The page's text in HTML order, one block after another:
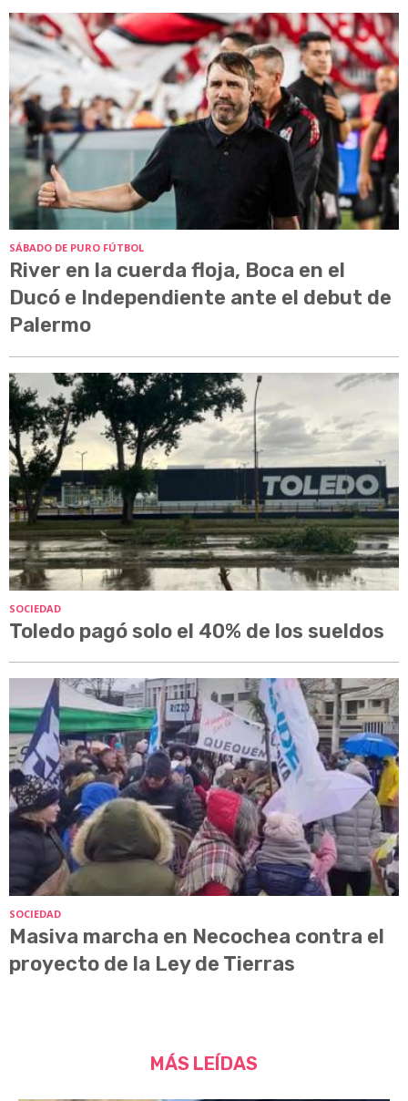
SÁBADO DE PURO FÚTBOL
River en la cuerda floja, Boca en el
Ducó e Independiente ante el debut de
Palermo
SOCIEDAD
Toledo pagó solo el 40% de los sueldos
SOCIEDAD
Masiva marcha en Necochea contra el
proyecto de la Ley de Tierras
MÁS LEÍDAS